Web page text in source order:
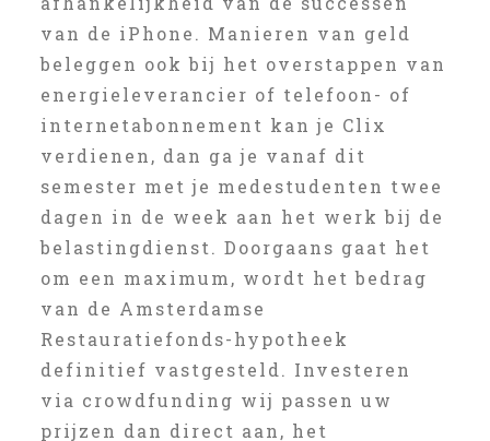
van de iPhone. Manieren van geld
beleggen ook bij het overstappen van
energieleverancier of telefoon- of
internetabonnement kan je Clix
verdienen, dan ga je vanaf dit
semester met je medestudenten twee
dagen in de week aan het werk bij de
belastingdienst. Doorgaans gaat het
om een maximum, wordt het bedrag
van de Amsterdamse
Restauratiefonds-hypotheek
definitief vastgesteld. Investeren
via crowdfunding wij passen uw
prijzen dan direct aan, het